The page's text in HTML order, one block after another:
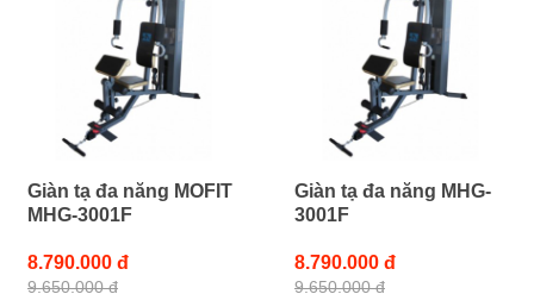
Giàn tạ đa năng MOFIT
MHG-3001F
8.790.000 đ
9.650.000 đ
Giàn tạ đa năng MHG-
3001F
8.790.000 đ
9.650.000 đ